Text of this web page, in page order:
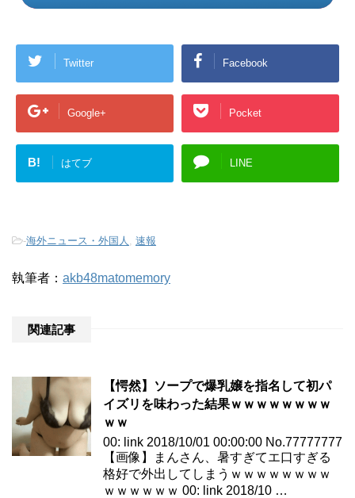
Twitter Facebook
Google+ Pocket
B! はてブ LINE
-海外ニュース・外国人 速報
執筆者： akb48matomemory
関連記事
【愕然】ソープで爆乳嬢を指名して初パ
イズリを味わった結果ｗｗｗｗｗｗｗｗ
ｗｗ
00: link 2018/10/01 00:00:00 No.77777777
【画像】まんさん、暑すぎてエ口すぎる
格好で外出してしまうｗｗｗｗｗｗｗｗ
ｗｗｗｗｗｗ 00: link 2018/10 …